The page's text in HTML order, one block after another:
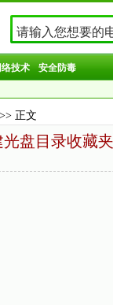
络技术 安全防毒
>> 正文
光盘目录收藏夹